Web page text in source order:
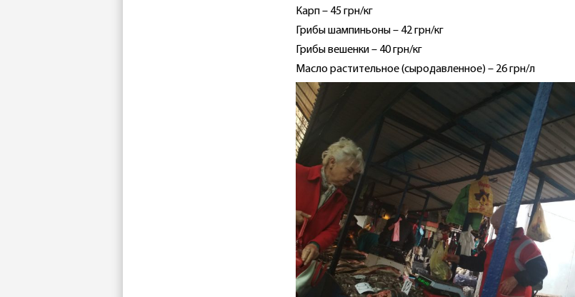
Карп – 45 грн/кг
Грибы шампиньоны – 42 грн/кг
Грибы вешенки – 40 грн/кг
Масло растительное (сыродавленное) – 26 грн/л